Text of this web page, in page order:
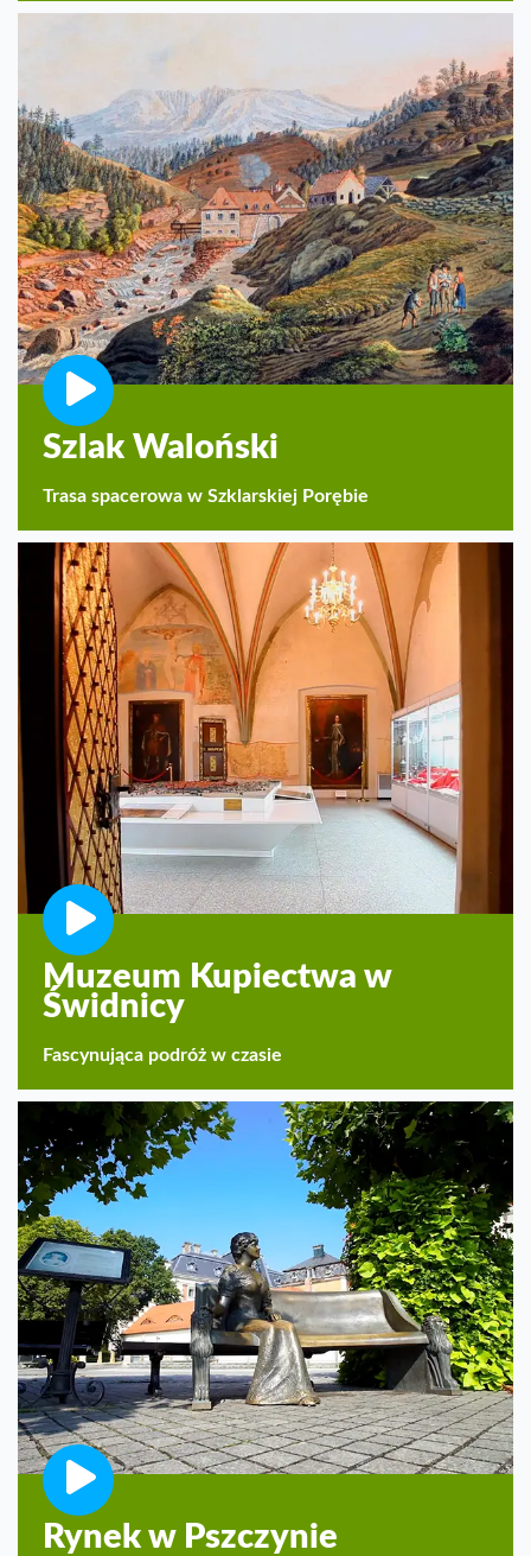
Szlak Waloński
Trasa spacerowa w Szklarskiej Porębie
Muzeum Kupiectwa w
Świdnicy
Fascynująca podróż w czasie
Rynek w Pszczynie